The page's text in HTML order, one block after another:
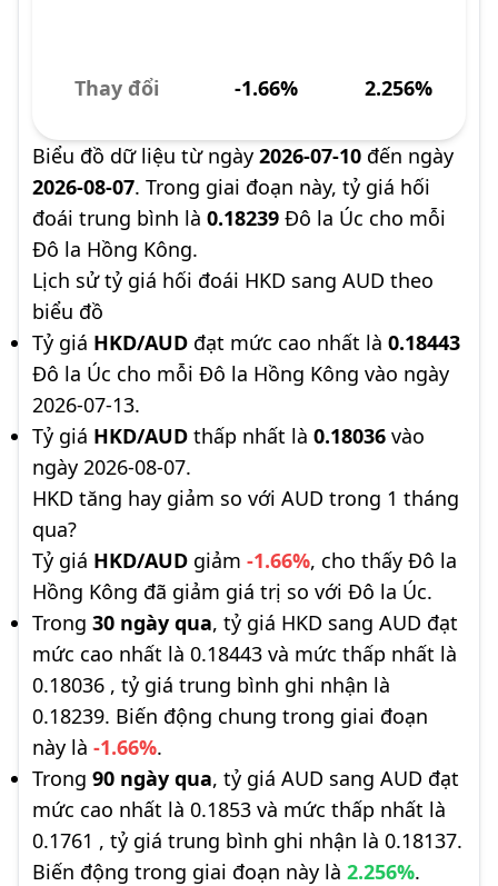
Thay đổi -1.66% 2.256%
Biểu đồ dữ liệu từ ngày 2026-07-10 đến ngày
2026-08-07. Trong giai đoạn này, tỷ giá hối
đoái trung bình là 0.18239 Đô la Úc cho mỗi
Đô la Hồng Kông.
Lịch sử tỷ giá hối đoái HKD sang AUD theo
biểu đồ
Tỷ giá HKD/AUD đạt mức cao nhất là 0.18443
Đô la Úc cho mỗi Đô la Hồng Kông vào ngày
2026-07-13.
Tỷ giá HKD/AUD thấp nhất là 0.18036 vào
ngày 2026-08-07.
HKD tăng hay giảm so với AUD trong 1 tháng
qua?
Tỷ giá HKD/AUD giảm -1.66%, cho thấy Đô la
Hồng Kông đã giảm giá trị so với Đô la Úc.
Trong 30 ngày qua, tỷ giá HKD sang AUD đạt
mức cao nhất là 0.18443 và mức thấp nhất là
0.18036 , tỷ giá trung bình ghi nhận là
0.18239. Biến động chung trong giai đoạn
này là -1.66%.
Trong 90 ngày qua, tỷ giá AUD sang AUD đạt
mức cao nhất là 0.1853 và mức thấp nhất là
0.1761 , tỷ giá trung bình ghi nhận là 0.18137.
Biến động trong giai đoạn này là 2.256%.